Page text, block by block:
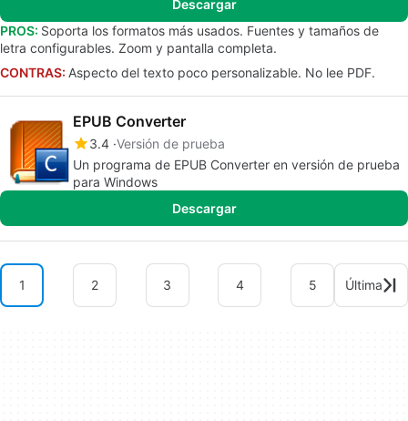
Descargar
PROS: Soporta los formatos más usados. Fuentes y tamaños de
letra configurables. Zoom y pantalla completa.
CONTRAS: Aspecto del texto poco personalizable. No lee PDF.
EPUB Converter
3.4 Versión de prueba
Un programa de EPUB Converter en versión de prueba
para Windows
Descargar
1 2 3 4 5 Última